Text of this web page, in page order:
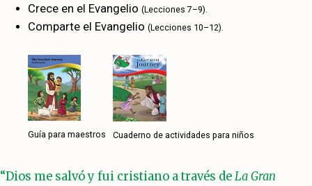
Crece en el Evangelio (Lecciones 7–9).
Comparte el Evangelio (Lecciones 10–12).
Guía para maestros Cuaderno de actividades para niños
“Dios me salvó y fui cristiano a través deLa Gran